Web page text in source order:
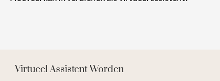
Virtueel Assistent Worden